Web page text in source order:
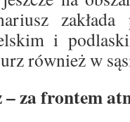
i
również w
za frontem